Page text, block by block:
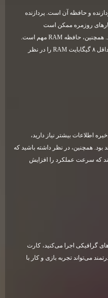
و حافظه آن است. پردازنده
روزمره ممکن است
RAM مهم است.
RAM را در نظر
اطلاعات بیشتر نیاز دارید،
همچنین، در نظر داشته باشید که
که سرعت عملکرد را افزایش
گرافیکی اجرا می‌کنید، کارت
می‌تواند تجربه بازی و کار با